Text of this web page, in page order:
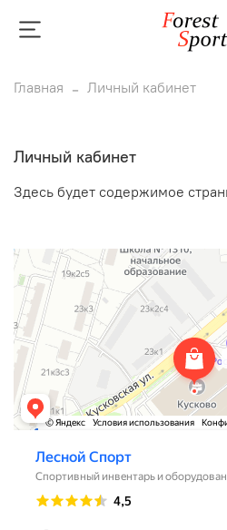
Главная Личный кабинет
Личный кабинет
Здесь будет содержимое